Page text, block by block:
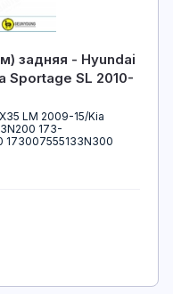
задняя - Hyundai
Sportage SL 2010-
LM 2009-15/Kia
173-
173007555133N300